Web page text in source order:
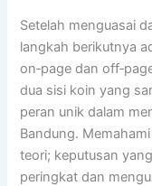
Setelah menguasai
langkah berikutnya
on‑page dan
dua sisi koin yang
peran unik dalam
Bandung.
teori; keputusan
peringkat dan